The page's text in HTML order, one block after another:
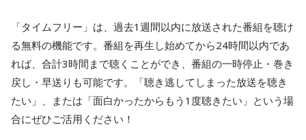
「タイムフリー」は、過去1週間以内に放送された番組を聴け
る無料の機能です。番組を再生し始めてから24時間以内であ
れば、合計3時間まで聴くことができ、番組の一時停止・巻き
戻し・早送りも可能です。「聴き逃してしまった放送を聴き
たい」、または「面白かったからもう1度聴きたい」という場
合にぜひご活用ください！